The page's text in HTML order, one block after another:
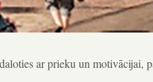
ar prieku un motivācijai,